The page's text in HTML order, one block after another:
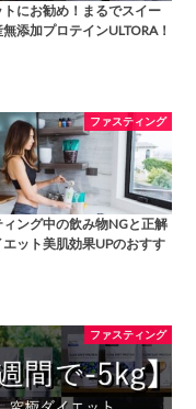
トにお勧め！まるでスイー
添加プロテインULTORA！
ファスティング
ィング中の飲み物NGと正解
ット美肌効果UPのおすす
ファスティング